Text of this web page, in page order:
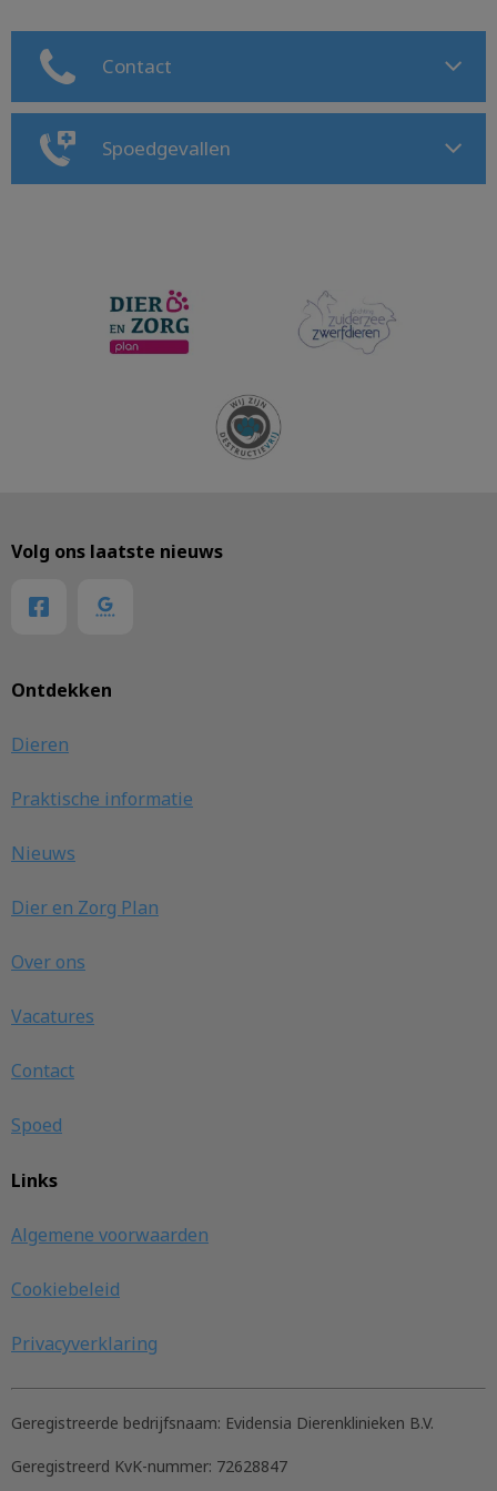
Contact
Spoedgevallen
Ontdekken
Dieren
Praktische informatie
Nieuws
Dier en Zorg Plan
Over ons
Vacatures
Contact
Spoed
Links
Algemene voorwaarden
Cookiebeleid
Privacyverklaring
Volg ons laatste nieuws
Geregistreerde bedrijfsnaam: Evidensia Dierenklinieken B.V.
Geregistreerd KvK-nummer: 72628847